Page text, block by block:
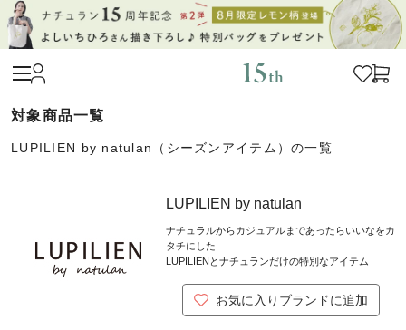
LUPILIEN by natulan（シーズンアイテム）の一覧
LUPILIEN by natulan
ナチュラルからカジュアルまであったらいいなをカ
タチにした
LUPILIENとナチュランだけの特別なアイテム
お気に入りブランドに追加